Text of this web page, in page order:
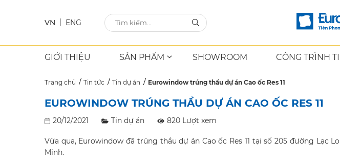
VN ENG
GIỚI THIỆU SẢN PHẨM SHOWROOM CÔNG TRÌNH
Trang chủ Tin tức Tin dự án Eurowindow trúng thầu dự án Cao ốc Res 11
EUROWINDOW TRÚNG THẦU DỰ ÁN CAO ỐC RES 11
20/12/2021 Tin dự án 820 Lượt xem
Vừa qua, Eurowindow đã trúng thầu dự án Cao ốc Res 11 tại số 205 đường Lạc
Minh.